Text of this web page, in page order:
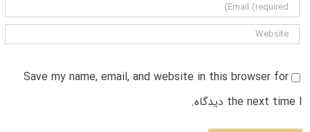
Save my name, email, and website in this browser for
the next time I دیدگاه.